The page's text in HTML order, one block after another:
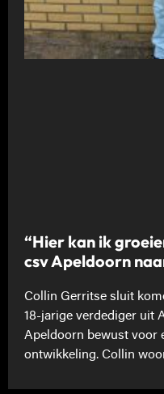
“Hier kan ik
csv Apeldoorn
Collin Gerritse sluit
18-jarige verdediger uit
Apeldoorn bewust voor
ontwikkeling. Collin